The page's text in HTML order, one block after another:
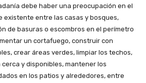
debe haber una preocupación en el
existente entre las casas y bosques,
de basuras o escombros en el perímetro
un cortafuego, construir con
crear áreas verdes, limpiar los techos,
y disponibles, mantener los
en los patios y alrededores, entre